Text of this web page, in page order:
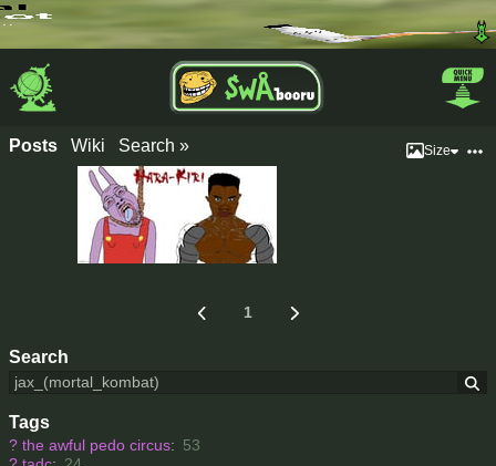
Search
Tags
? the awful pedo circus: 53
Posts Wiki Search » Size
1